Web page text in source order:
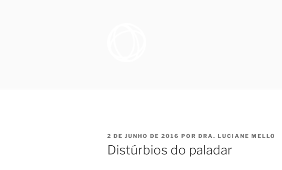
PUBLICADO
EM
2 DE JUNHO DE 2016 POR DRA. LUCIANE MELLO
Distúrbios do paladar